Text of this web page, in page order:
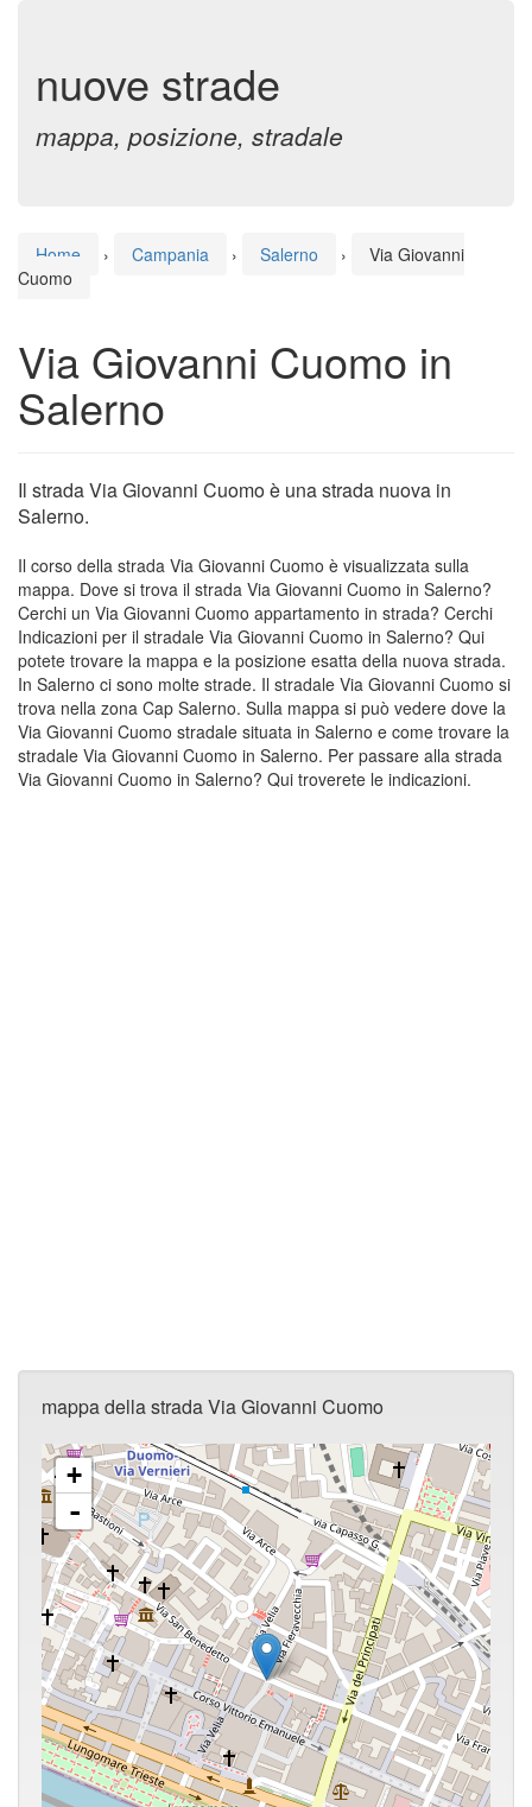
nuove strade
mappa, posizione, stradale
Home › Campania › Salerno ›
Via Giovanni
Cuomo
Via Giovanni Cuomo in
Salerno
Il strada Via Giovanni Cuomo è una strada nuova in
Salerno.
Il corso della strada Via Giovanni Cuomo è visualizzata sulla
mappa. Dove si trova il strada Via Giovanni Cuomo in Salerno?
Cerchi un Via Giovanni Cuomo appartamento in strada? Cerchi
Indicazioni per il stradale Via Giovanni Cuomo in Salerno? Qui
potete trovare la mappa e la posizione esatta della nuova strada.
In Salerno ci sono molte strade. Il stradale Via Giovanni Cuomo si
trova nella zona Cap Salerno. Sulla mappa si può vedere dove la
Via Giovanni Cuomo stradale situata in Salerno e come trovare la
stradale Via Giovanni Cuomo in Salerno. Per passare alla strada
Via Giovanni Cuomo in Salerno? Qui troverete le indicazioni.
mappa della strada Via Giovanni Cuomo
+
-